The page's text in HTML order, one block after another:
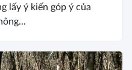
lấy ý kiến góp ý của